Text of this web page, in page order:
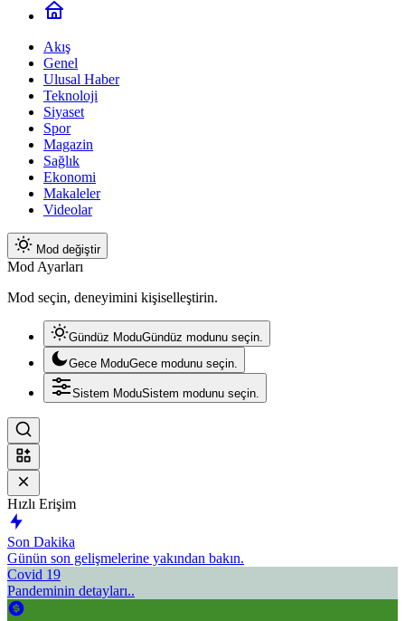
Akış
Genel
Ulusal Haber
Teknoloji
Siyaset
Spor
Magazin
Sağlık
Ekonomi
Makaleler
Videolar
Mod değiştir
Mod Ayarları
Mod seçin, deneyimini kişiselleştirin.
Gündüz ModuGündüz modunu seçin.
Gece ModuGece modunu seçin.
Sistem ModuSistem modunu seçin.
Hızlı Erişim
Son Dakika
Günün son gelişmelerine yakından bakın.
Covid 19
Pandeminin detayları..